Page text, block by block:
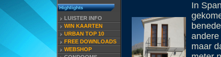
Highlights
LUISTER INFO
WIN KAARTEN
URBAN TOP 10
FREE DOWNLOADS
WEBSHOP
In
maar